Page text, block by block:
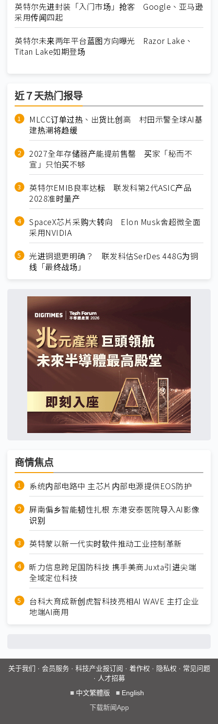
英特尔先进封装「入门市场」抢客 Google、亚马逊
采用传闻四起
英特尔未来两年平台蓝图方向曝光 Razor Lake、
Titan Lake如期登场
近７天热门报导
MLCC订单过热、出货比创高 村田示警全球AI基
建热潮将趋缓
2027全年存储器产能提前售罄 买家「秘而不
宣」只怕买不够
英特尔EMIB良率达标 联发科第2代ASIC产品
2028准时量产
SpaceX芯片采购大转向 Elon Musk舍超微全面
采用NVIDIA
光进铜退更明确？ 联发科估SerDes 448G为铜
线「最终战场」
商情焦点
系统内部电路中 主芯片内部电源提供EOS防护
屏南偏乡智能韧性扎根 东港安泰医院导入AI影像
识别
英特蒙以新一代实时软件推动工业控制革新
昕力信息跨足国防科技 携手美商Juxta引进尖端
全域定位科技
台科大育成新创虎智科技亮相AI WAVE 主打企业
地端AI商用
关于我们 · 会员服务· 科技产业报订阅 · 着作权 · 隐私权 · 常见问题
· 人才招募
■ 中文繁體版 ■ English
下载新闻App